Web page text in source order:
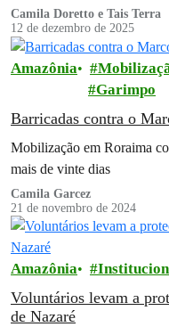
Camila Doretto e Tais Terra
12 de dezembro de 2025
Amazônia
Garimpo
Barricadas contra o
Mobilização em Roraima
mais de vinte dias
Camila Garcez
21 de novembro de 2024
Amazônia
Voluntários levam a
de Nazaré